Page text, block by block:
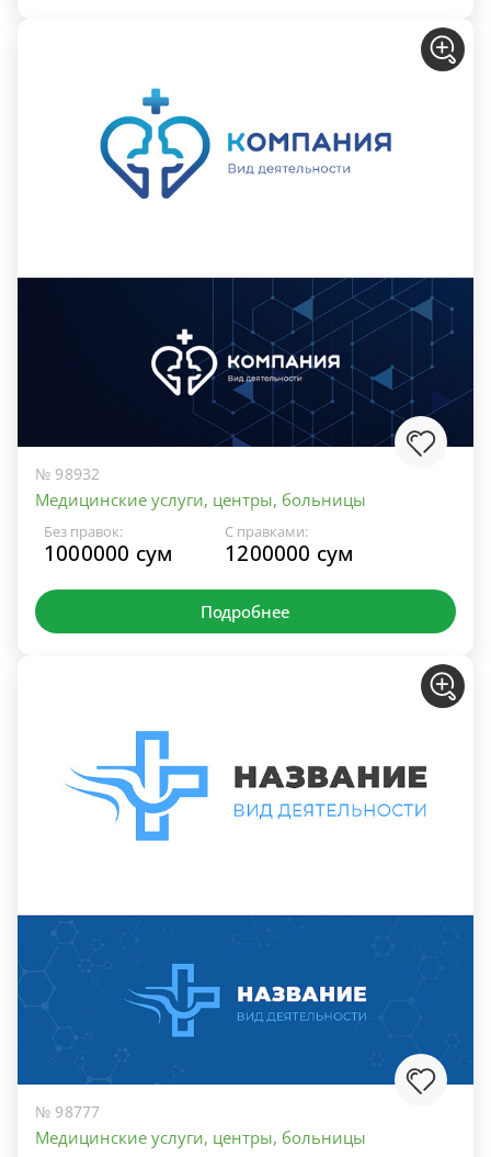
№ 98932
Медицинские услуги, центры, больницы
Без правок:
1000000 сум
С правками:
1200000 сум
Подробнее
№ 98777
Медицинские услуги, центры, больницы